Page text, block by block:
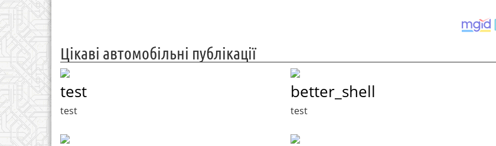
Цікаві автомобільні публікації
test
test
better_shell
test